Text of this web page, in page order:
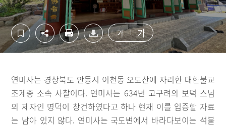
가
기
기
가 가
연미사는 경상북도 안동시 이천동 오도산에 자리한 대한불교
조계종 소속 사찰이다. 연미사는 634년 고구려의 보덕 스님
의 제자인 명덕이 창건하였다고 하나 현재 이를 입증할 자료
는 남아 있지 않다. 연미사는 국도변에서 바라다보이는 석불